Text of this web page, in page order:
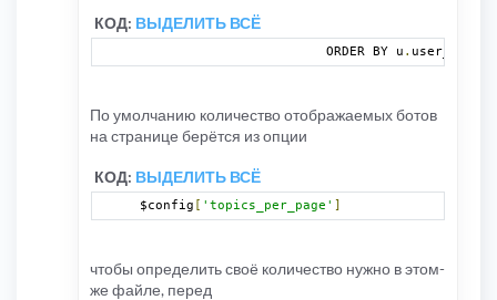
КОД: ВЫДЕЛИТЬ ВСЁ
			ORDER BY u
.
По умолчанию количество отображаемых ботов
на странице берётся из опции
КОД: ВЫДЕЛИТЬ ВСЁ
$config [ 'topics_per_page' ]
чтобы определить своё количество нужно в этом-
же файле, перед